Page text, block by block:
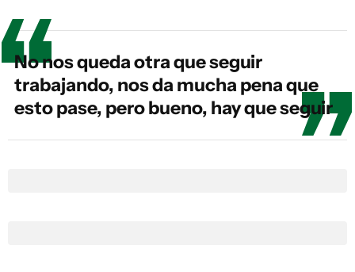
No nos queda otra que seguir
trabajando, nos da mucha pena que
esto pase, pero bueno, hay que seguir